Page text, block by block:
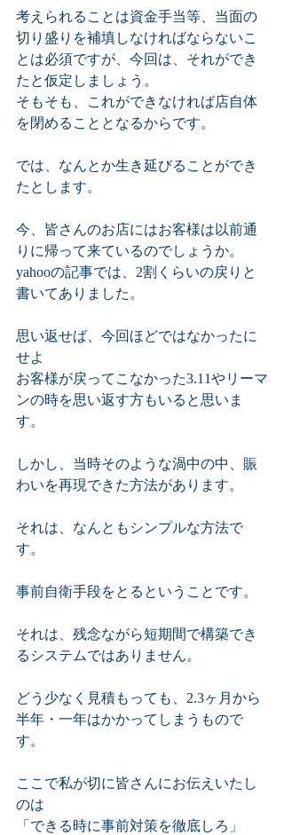
考えられることは資金手当等、当面の
切り盛りを補填しなければならないこ
とは必須ですが、今回は、それができ
たと仮定しましょう。
そもそも、これができなければ店自体
を閉めることとなるからです。
では、なんとか生き延びることができ
たとします。
今、皆さんのお店にはお客様は以前通
りに帰って来ているのでしょうか。
yahooの記事では、2割くらいの戻りと
書いてありました。
思い返せば、今回ほどではなかったに
せよ
お客様が戻ってこなかった3.11やリーマ
ンの時を思い返す方もいると思いま
す。
しかし、当時そのような渦中の中、賑
わいを再現できた方法があります。
それは、なんともシンプルな方法で
す。
事前自衛手段をとるということです。
それは、残念ながら短期間で構築でき
るシステムではありません。
どう少なく見積もっても、2.3ヶ月から
半年・一年はかかってしまうもので
す。
ここで私が切に皆さんにお伝えいたし
のは
「できる時に事前対策を徹底しろ」